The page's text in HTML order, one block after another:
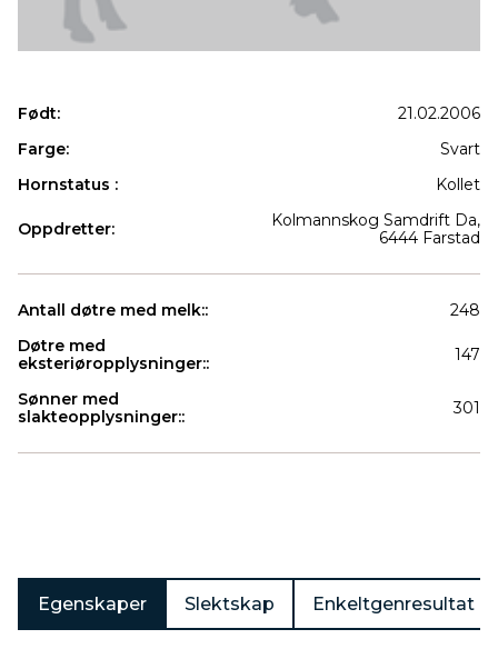
Født:
21.02.2006
Farge:
Svart
Hornstatus :
Kollet
Oppdretter:
Kolmannskog Samdrift Da,
6444 Farstad
Antall døtre med melk::
248
Døtre med
eksteriøropplysninger::
147
Sønner med
slakteopplysninger::
301
Egenskaper Slektskap Enkeltgenresultat